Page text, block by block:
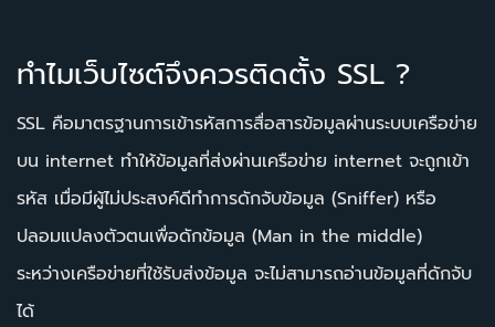
ทำไมเว็บไซต์จึงควรติดตั้ง SSL ?
SSL คือมาตรฐานการเข้ารหัสการสื่อสารข้อมูลผ่านระบบเครือข่าย
บน internet ทำให้ข้อมูลที่ส่งผ่านเครือข่าย internet จะถูกเข้า
รหัส เมื่อมีผู้ไม่ประสงค์ดีทำการดักจับข้อมูล (Sniffer) หรือ
ปลอมแปลงตัวตนเพื่อดักข้อมูล (Man in the middle)
ระหว่างเครือข่ายที่ใช้รับส่งข้อมูล จะไม่สามารถอ่านข้อมูลที่ดักจับ
ได้